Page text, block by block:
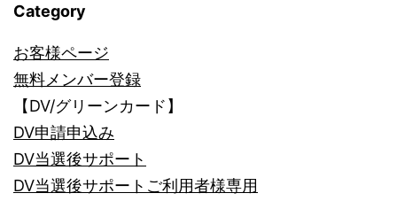
Category
お客様ページ
無料メンバー登録
【DV/グリーンカード】
DV申請申込み
DV当選後サポート
DV当選後サポートご利用者様専用